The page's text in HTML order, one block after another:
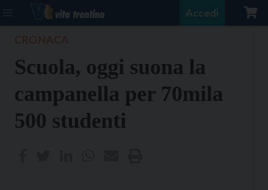
Accedi
Scuola, oggi suona la
campanella per 70mila
500 studenti